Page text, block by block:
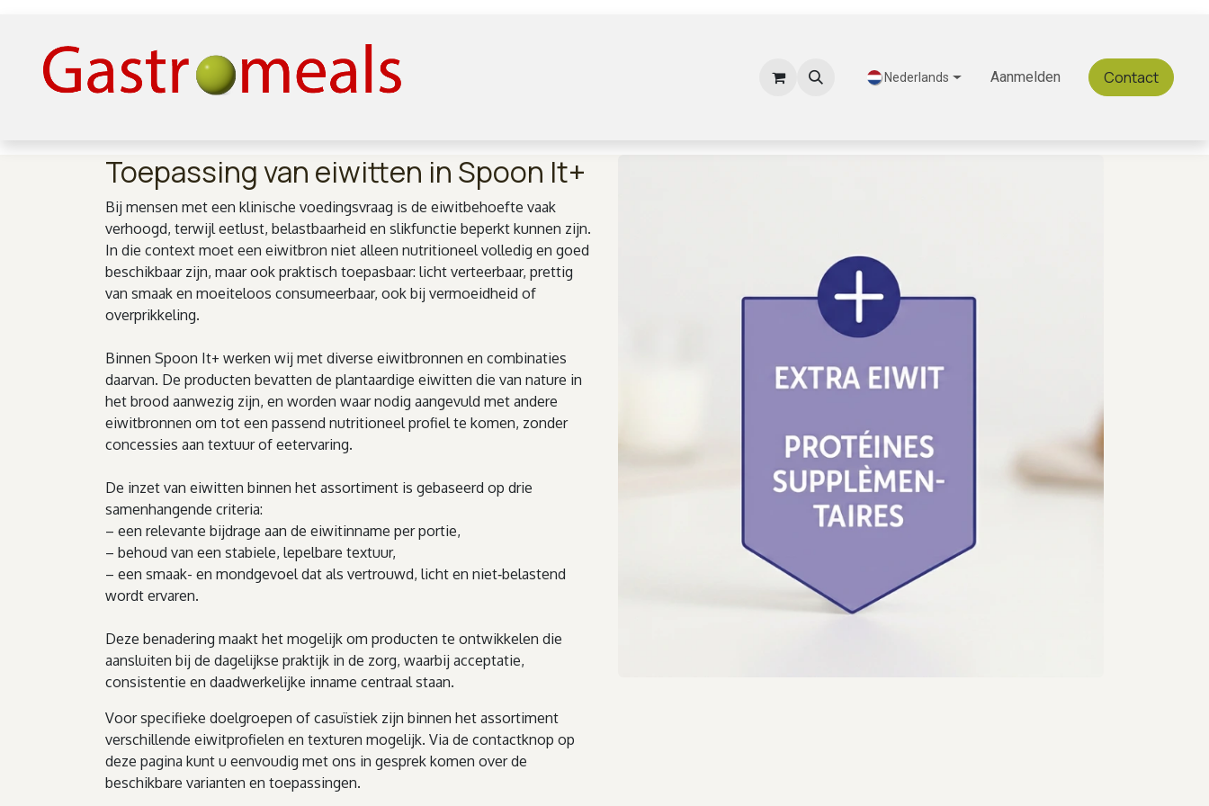
Toepassingen Ontdek Gastromeals
Nederlands Aanmelden Contact
Toepassing van eiwitten in Spoon It+
Bij mensen met een klinische voedingsvraag is de eiwitbehoefte vaak
verhoogd, terwijl eetlust, belastbaarheid en slikfunctie beperkt kunnen zijn.
In die context moet een eiwitbron niet alleen nutritioneel volledig en goed
beschikbaar zijn, maar ook praktisch toepasbaar: licht verteerbaar, prettig
van smaak en moeiteloos consumeerbaar, ook bij vermoeidheid of
overprikkeling.
Binnen Spoon It+ werken wij met diverse eiwitbronnen en combinaties
daarvan. De producten bevatten de plantaardige eiwitten die van nature in
het brood aanwezig zijn, en worden waar nodig aangevuld met andere
eiwitbronnen om tot een passend nutritioneel profiel te komen, zonder
concessies aan textuur of eetervaring.
De inzet van eiwitten binnen het assortiment is gebaseerd op drie
samenhangende criteria:
– een relevante bijdrage aan de eiwitinname per portie,
– behoud van een stabiele, lepelbare textuur,
– een smaak- en mondgevoel dat als vertrouwd, licht en niet‑belastend
wordt ervaren.
Deze benadering maakt het mogelijk om producten te ontwikkelen die
aansluiten bij de dagelijkse praktijk in de zorg, waarbij acceptatie,
consistentie en daadwerkelijke inname centraal staan.
Voor specifieke doelgroepen of casuïstiek zijn binnen het assortiment
verschillende eiwitprofielen en texturen mogelijk. Via de contactknop op
deze pagina kunt u eenvoudig met ons in gesprek komen over de
beschikbare varianten en toepassingen.